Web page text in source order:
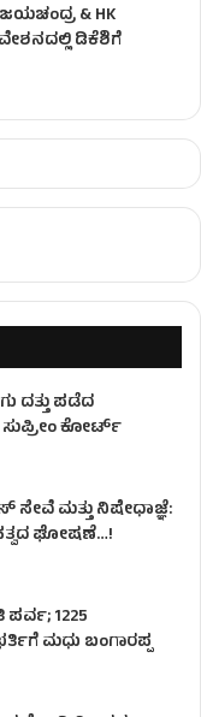
& HK
ಡಿಕೆಶಿಗೆ
ದತ್ತು ಪಡೆದ
ಕೋರ್ಟ್
ಸೇವೆ ಮತ್ತು ನಿಷೇಧಾಜ್ಞೆ:
ಘೋಷಣೆ…!
ಪರ್ವ; 1225
ಮಧು ಬಂಗಾರಪ್ಪ